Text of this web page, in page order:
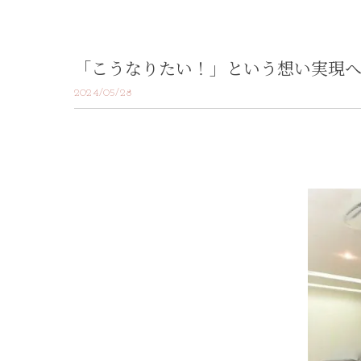
「こうなりたい！」という想い実現
2024/05/28